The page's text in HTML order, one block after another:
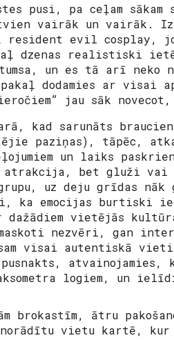
pusi, pa ceļam
vairāk un vairāk.
resident evil cosplay,
dzenas realistiski
un es tā arī neko
dodamies ar visai
jau sāk
kad sarunāts
paziņas), tāpēc,
un laiks
bet gluži vai
uz deju grīdas
emocijas burtiski
vietējās
nezvēri, gan
visai autentiskā
atvainojamies,
logiem, un
brokastīm, ātru
norādītu vietu kartē, kur